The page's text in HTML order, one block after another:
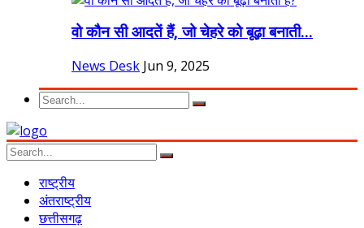
वो कौन सी आदतें हैं, जो चेहरे को बूढ़ा बनाती...
News Desk Jun 9, 2025
राष्ट्रीय
अंतराष्ट्रीय
छत्तीसगढ़